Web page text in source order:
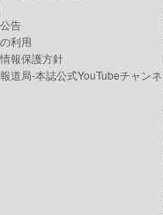
告
利用
報保護方針
道局-本誌公式YouTubeチャンネ